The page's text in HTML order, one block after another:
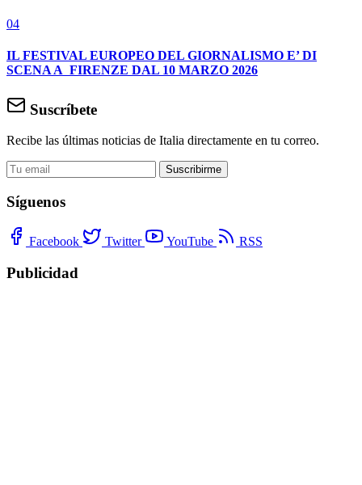
04
IL FESTIVAL EUROPEO DEL GIORNALISMO E’ DI
SCENA A FIRENZE DAL 10 MARZO 2026
Suscríbete
Recibe las últimas noticias de Italia directamente en tu correo.
Suscribirme
Síguenos
Facebook Twitter YouTube RSS
Publicidad